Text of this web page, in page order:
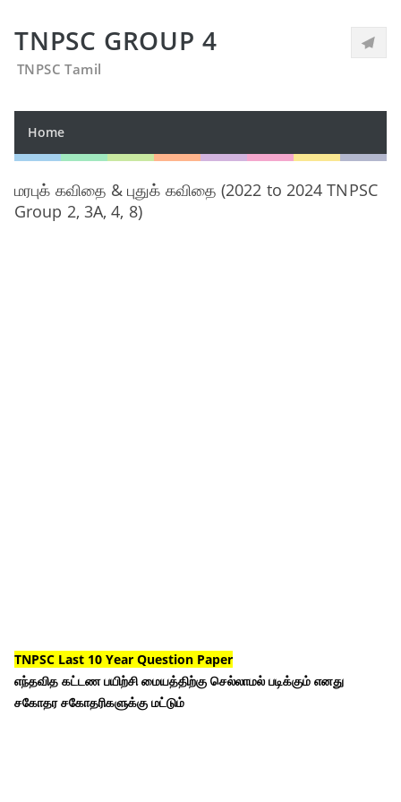
TNPSC GROUP 4
TNPSC Tamil
Home
மரபுக் கவிதை & புதுக் கவிதை (2022 to 2024 TNPSC
Group 2, 3A, 4, 8)
TNPSC Last 10 Year Question Paper
எந்தவித கட்டண பயிற்சி மையத்திற்கு செல்லாமல் படிக்கும் எனது
சகோதர சகோதரிகளுக்கு மட்டும்